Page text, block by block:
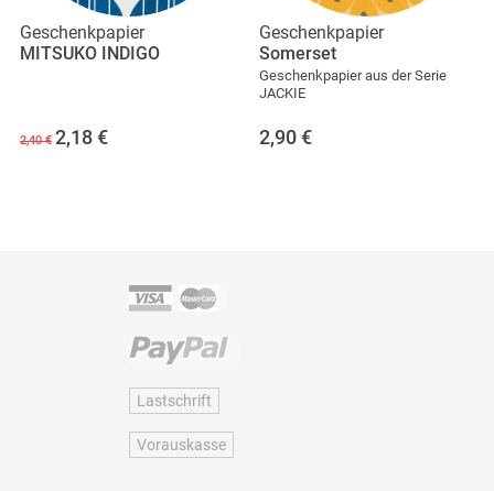
Geschenkpapier
MITSUKO INDIGO
2,40 € 2,18 €
Geschenkpapier
Somerset
Geschenkpapier aus der Serie
JACKIE
2,90 €
Lastschrift
Vorauskasse